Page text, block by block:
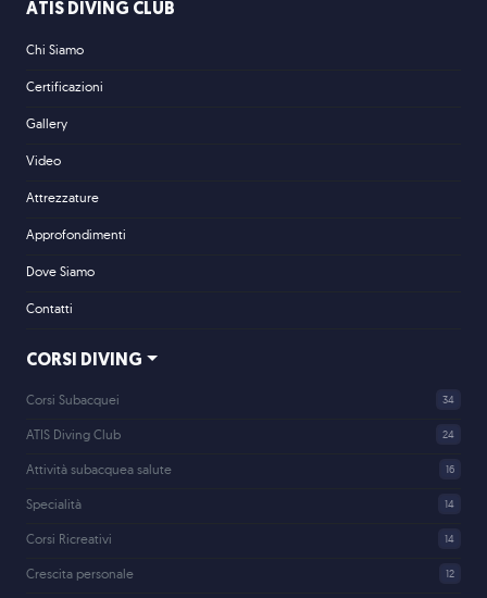
ATIS DIVING CLUB
Chi Siamo
Certificazioni
Gallery
Video
Attrezzature
Approfondimenti
Dove Siamo
Contatti
CORSI DIVING
Corsi Subacquei 34
ATIS Diving Club 24
Attività subacquea salute 16
Specialità 14
Corsi Ricreativi 14
Crescita personale 12